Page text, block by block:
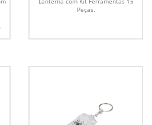
Peças.